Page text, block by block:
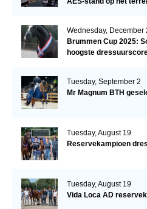
Wednesday, December
Brummen Cup 2025:
hoogste
Tuesday, September 2
Mr Magnum BTH
Tuesday, August 19
Reservekampioen
Tuesday, August 19
Vida Loca AD